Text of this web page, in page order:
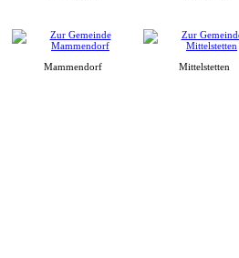
Mammendorf Mittelstetten